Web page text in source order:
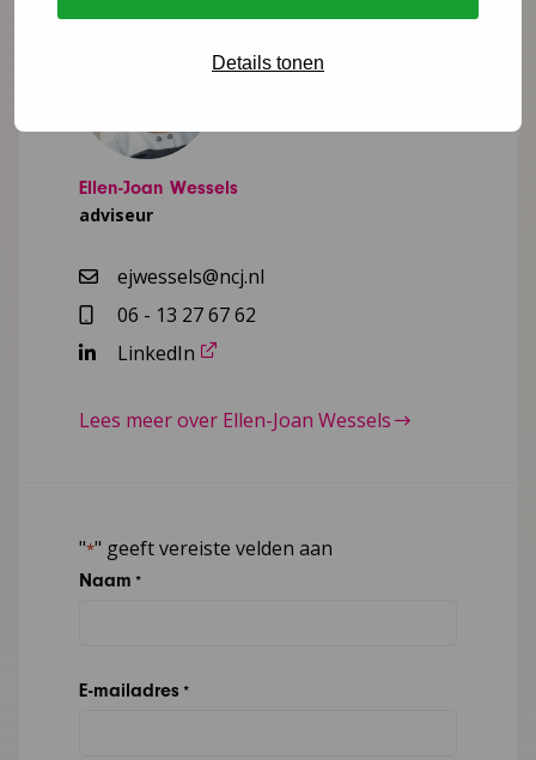
Details tonen
Ellen-Joan Wessels
adviseur
ejwessels@ncj.nl
06 - 13 27 67 62
LinkedIn
Lees meer over Ellen-Joan Wessels
"*" geeft vereiste velden aan
Naam *
E-mailadres *